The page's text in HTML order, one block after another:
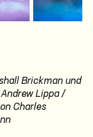
Brickman und
Lippa /
Charles